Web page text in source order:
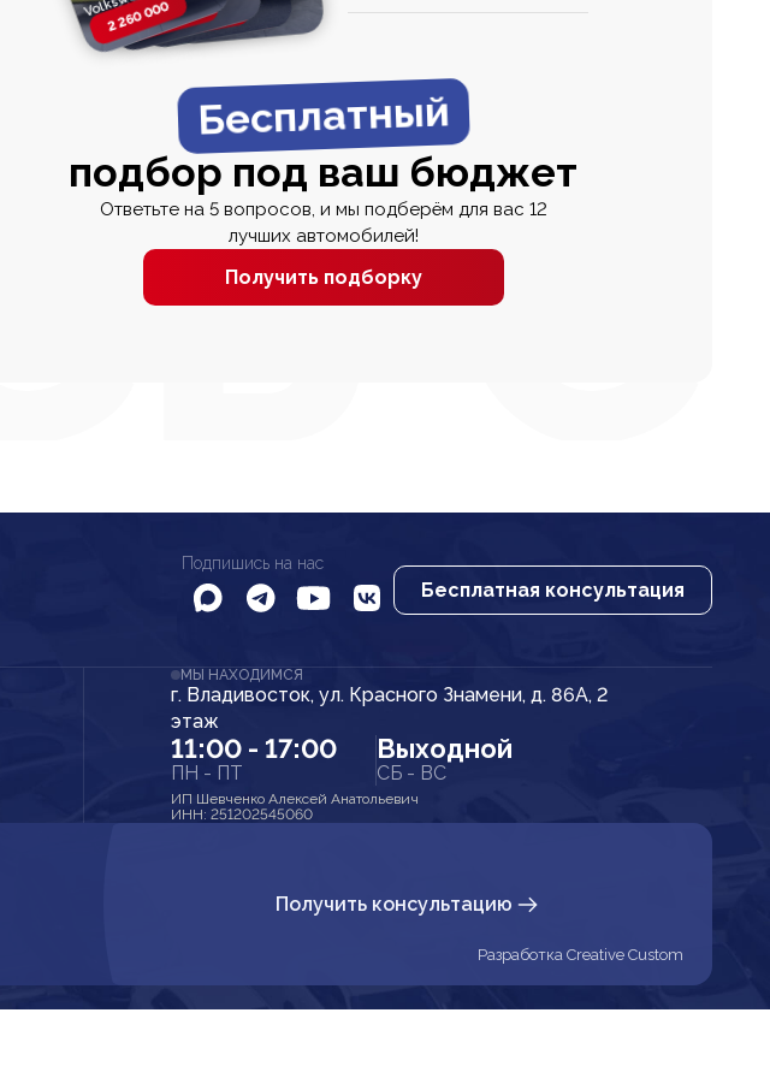
2 260 0002 820 000
2 820 0002 670 000
Бесплатный
подбор под ваш бюджет
Ответьте на 5 вопросов, и мы подберём для вас 12
лучших автомобилей!
Получить подборку
Подпишись на нас
Бесплатная консультация
МЫ НАХОДИМСЯ
г. Владивосток, ул. Красного Знамени, д. 86А, 2
этаж
11:00 - 17:00
ПН - ПТ
Выходной
СБ - ВС
ИП Шевченко Алексей Анатольевич
ИНН: 251202545060
Получить консультацию
Разработка Creative Custom